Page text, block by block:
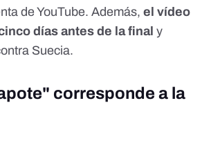
de YouTube. Además, el vídeo
días antes de la final y
Suecia.
corresponde a la